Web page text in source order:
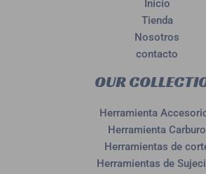
Inicio
Tienda
Nosotros
contacto
OUR
Herramienta
Herramienta Carburo
Herramientas de
Herramientas de